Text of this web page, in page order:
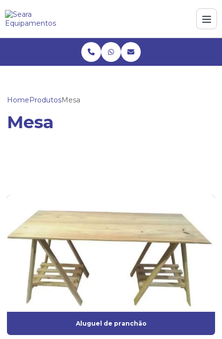
HomeProdutosMesa
Mesa
Aluguel de pranchão